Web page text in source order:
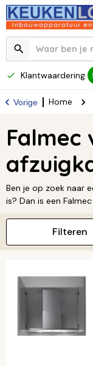
Klantwaardering
Vorige Home
Falmec
Ben je op zoek naar
is? Dan is een
en heel makkelijk te
moderne keuken.
een stille werking en
Zeg maar dag
en ervaar de
elegantie.
Filteren